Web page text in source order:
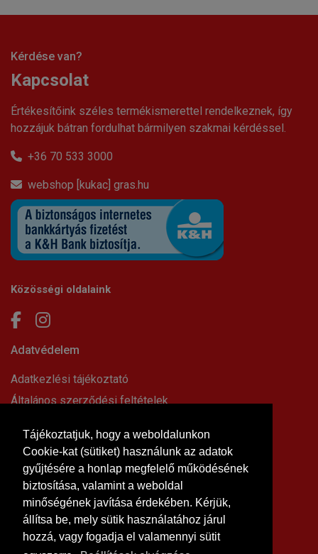
Tájékoztatjuk, hogy a weboldalunkon
Cookie-kat (sütiket) használunk az adatok
gyűjtésére a honlap megfelelő működésének
biztosítása, valamint a weboldal
minőségének javítása érdekében. Kérjük,
állítsa be, mely sütik használatához járul
hozzá, vagy fogadja el valamennyi sütit
Kérdése van?
Kapcsolat
Értékesítőink széles termékismerettel rendelkeznek, így
hozzájuk bátran fordulhat bármilyen szakmai kérdéssel.
+36 70 533 3000
webshop [kukac] gras.hu
Közösségi oldalaink
Adatvédelem
Adatkezlési tájékoztató
Általános szerződési feltételek
Impresszum
Süti beállítások
Információk
Hírek, cikkek
Kapcsolat
Letölthető dokumentumok